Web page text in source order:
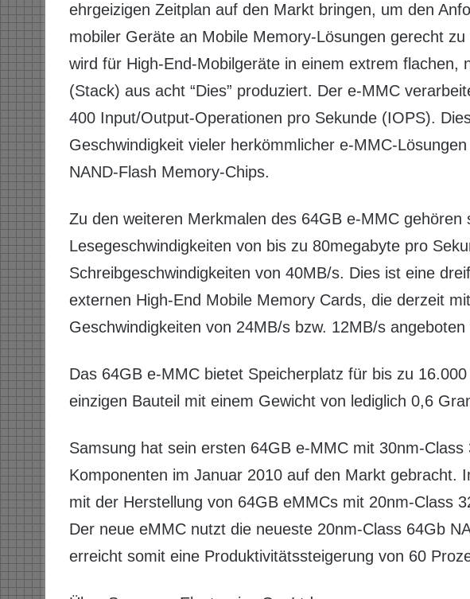
ehrgeizigen Zeitplan auf den Markt bringen, um den
mobiler Geräte an Mobile Memory-Lösungen gerecht
wird für High-End-Mobilgeräte in einem extrem flachen,
(Stack) aus acht “Dies” produziert. Der e-MMC
400 Input/Output-Operationen pro Sekunde (IOPS).
Geschwindigkeit vieler herkömmlicher e-MMC-
NAND-Flash Memory-Chips.
Zu den weiteren Merkmalen des 64GB e-MMC gehören
Lesegeschwindigkeiten von bis zu 80megabyte pro
Schreibgeschwindigkeiten von 40MB/s. Dies ist eine
externen High-End Mobile Memory Cards, die derzeit
Geschwindigkeiten von 24MB/s bzw. 12MB/s angeboten
Das 64GB e-MMC bietet Speicherplatz für bis zu
einzigen Bauteil mit einem Gewicht von lediglich 0,6
Samsung hat sein ersten 64GB e-MMC mit 30nm-Class
Komponenten im Januar 2010 auf den Markt gebracht.
mit der Herstellung von 64GB eMMCs mit 20nm-Class
Der neue eMMC nutzt die neueste 20nm-Class 64Gb
erreicht somit eine Produktivitätssteigerung von 60